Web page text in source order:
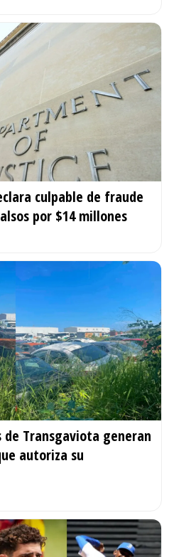
culpable de fraude
por $14 millones
de Transgaviota generan
autoriza su